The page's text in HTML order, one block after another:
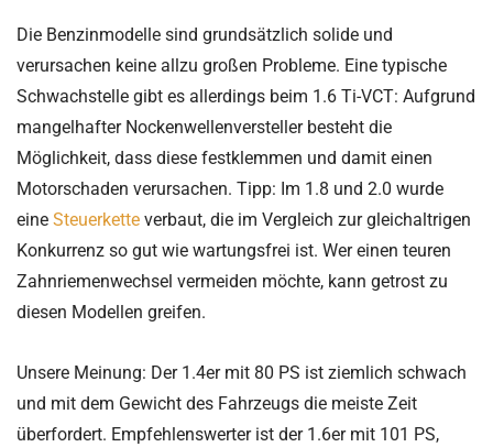
Die Benzinmodelle sind grundsätzlich solide und
verursachen keine allzu großen Probleme. Eine typische
Schwachstelle gibt es allerdings beim 1.6 Ti-VCT: Aufgrund
mangelhafter Nockenwellenversteller besteht die
Möglichkeit, dass diese festklemmen und damit einen
Motorschaden verursachen. Tipp: Im 1.8 und 2.0 wurde
eine Steuerkette verbaut, die im Vergleich zur gleichaltrigen
Konkurrenz so gut wie wartungsfrei ist. Wer einen teuren
Zahnriemenwechsel vermeiden möchte, kann getrost zu
diesen Modellen greifen.
Unsere Meinung: Der 1.4er mit 80 PS ist ziemlich schwach
und mit dem Gewicht des Fahrzeugs die meiste Zeit
überfordert. Empfehlenswerter ist der 1.6er mit 101 PS,